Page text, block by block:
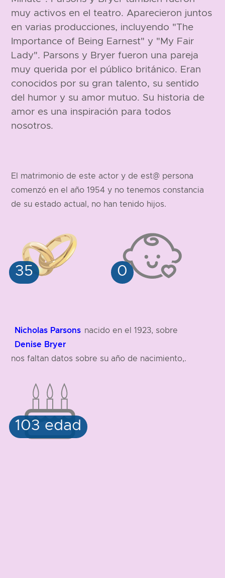
muy activos en el teatro. Aparecieron juntos
en varias producciones, incluyendo "The
Importance of Being Earnest" y "My Fair
Lady". Parsons y Bryer fueron una pareja
muy querida por el público británico. Eran
conocidos por su gran talento, su sentido
del humor y su amor mutuo. Su historia de
amor es una inspiración para todos
nosotros.
El matrimonio de este actor y de est@ persona
comenzó en el año 1954 y no tenemos constancia
de su estado actual, no han tenido hijos.
Nicholas Parsons nacido en el 1923, sobre
Denise Bryer
nos faltan datos sobre su año de nacimiento,.